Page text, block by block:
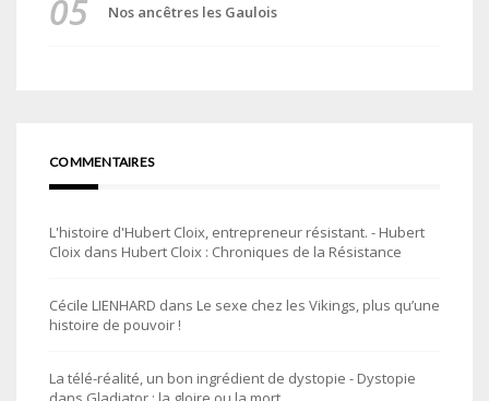
Nos ancêtres les Gaulois
COMMENTAIRES
L'histoire d'Hubert Cloix, entrepreneur résistant. - Hubert
Cloix dans Hubert Cloix : Chroniques de la Résistance
Cécile LIENHARD dans Le sexe chez les Vikings, plus qu’une
histoire de pouvoir !
La télé-réalité, un bon ingrédient de dystopie - Dystopie